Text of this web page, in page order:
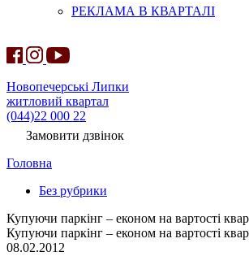
РЕКЛАМА В КВАРТАЛІ
Новопечерські Липки
житловий квартал
(044)22 000 22
Замовити дзвінок
Головна
Без рубрики
Купуючи паркінг – економ на вартості
Купуючи паркінг – економ на вартості
08.02.2012